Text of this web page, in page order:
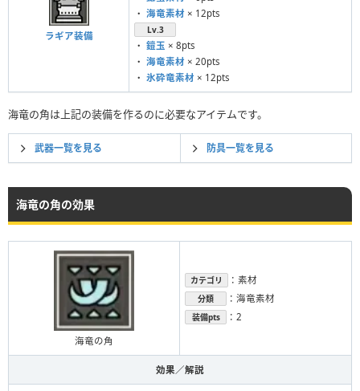
ラギア装備
・ 海竜素材 × 12pts
Lv.3
・ 鎧玉 × 8pts
・ 海竜素材 × 20pts
・ 氷砕竜素材 × 12pts
海竜の角は上記の装備を作るのに必要なアイテムです。
武器一覧を見る 防具一覧を見る
海竜の角の効果
海竜の角
カテゴリ ：素材
分類 ：海竜素材
装備pts ：2
効果／解説